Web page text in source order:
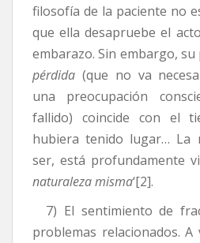
filosofía de la paciente no
que ella desapruebe el
embarazo. Sin embargo,
pérdida (que no va
una preocupación
fallido) coincide con el
hubiera tenido lugar… La
ser, está profundamente
naturaleza misma‘[2].
7) El sentimiento de
problemas relacionados.